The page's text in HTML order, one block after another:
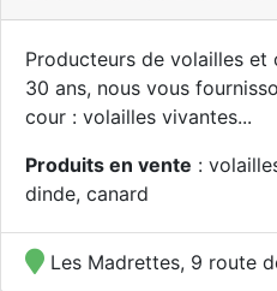
Producteurs de volailles et
30 ans, nous vous
cour : volailles vivantes...
Produits en vente :
dinde, canard
Les Madrettes, 9 route